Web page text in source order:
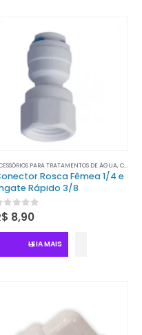
,TRATAMENTO DE ÁGUA
PARA TRATAMENTOS DE ÁGUA,CONECTORES
Rosca Fêmea 1/4 e
Rápido 3/8
out of 5
8,90
LEIA MAIS